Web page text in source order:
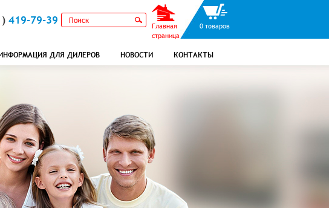
0 товаров
419-79-39
Главная
страница
ДЛЯ ДИЛЕРОВ НОВОСТИ КОНТАКТЫ